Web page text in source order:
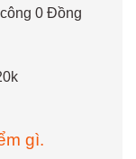
0 Đồng
gì.